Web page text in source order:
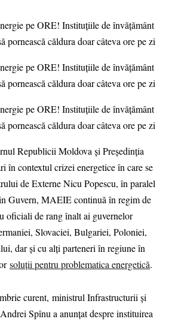
Republicii Moldova și Președinția
în contextul crizei energetice în care se
de Externe Nicu Popescu, în paralel
Guvern, MAEIE continuă în regim de
oficiali de rang înalt ai guvernelor
Slovaciei, Bulgariei, Poloniei,
dar și cu alți parteneri în regiune în
soluții pentru problematica energetică.
curent, ministrul Infrastructurii și
Spînu a anunțat despre instituirea